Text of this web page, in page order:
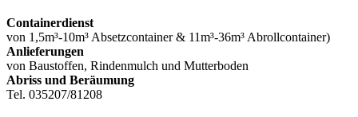
Containerdienst
von 1,5m³-10m³ Absetzcontainer & 11m³-36m³ Abrollcontainer)
Anlieferungen
von Baustoffen, Rindenmulch und Mutterboden
Abriss und Beräumung
Tel. 035207/81208